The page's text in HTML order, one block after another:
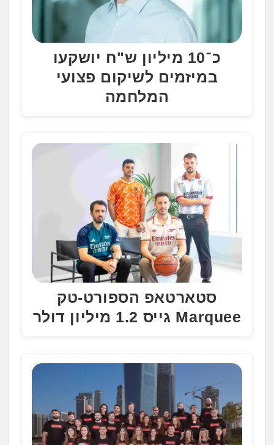
כ־10 מיליון ש"ח יושקעו
במיזמים לשיקום פצועי
המלחמה
סטארטאפ הספורט-טק
Marquee גייס 1.2 מיליון דולר